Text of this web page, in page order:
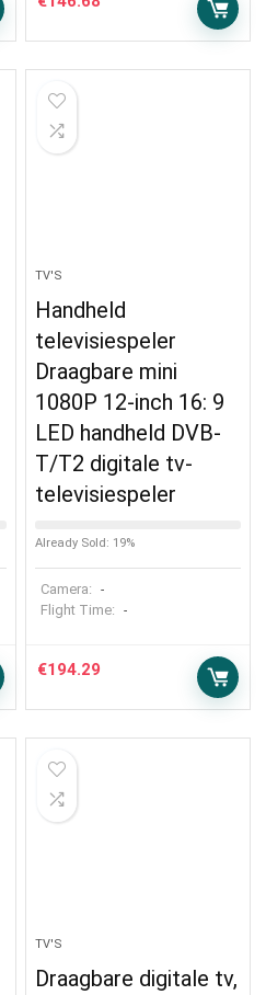
TV'S
Handheld
televisiespeler
Draagbare mini
1080P 12-inch 16: 9
LED handheld DVB-
T/T2 digitale tv-
televisiespeler
Already Sold: 19%
Camera: -
Flight Time: -
€194.29
TV'S
Draagbare digitale tv,